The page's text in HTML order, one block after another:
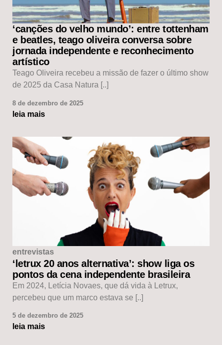
‘canções do velho mundo’: entre tottenham
e beatles, teago oliveira conversa sobre
jornada independente e reconhecimento
artístico
Teago Oliveira recebeu a missão de fazer o último show
de 2025 da Casa Natura [..]
8 de dezembro de 2025
leia mais
entrevistas
‘letrux 20 anos alternativa’: show liga os
pontos da cena independente brasileira
Em 2024, Letícia Novaes, que dá vida à Letrux,
percebeu que um marco estava se [..]
5 de dezembro de 2025
leia mais